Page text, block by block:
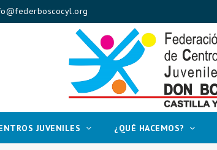
JUVENILES ¿QUÉ HACEMOS?